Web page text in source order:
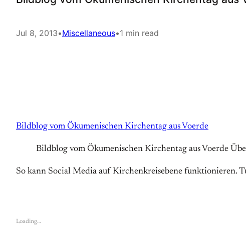
Jul 8, 2013•Miscellaneous•1 min read
Bildblog vom Ökumenischen Kirchentag aus Voerde
Bildblog vom Ökumenischen Kirchentag aus Voerde
So kann Social Media auf Kirchenkreisebene funktionieren.
Loading…